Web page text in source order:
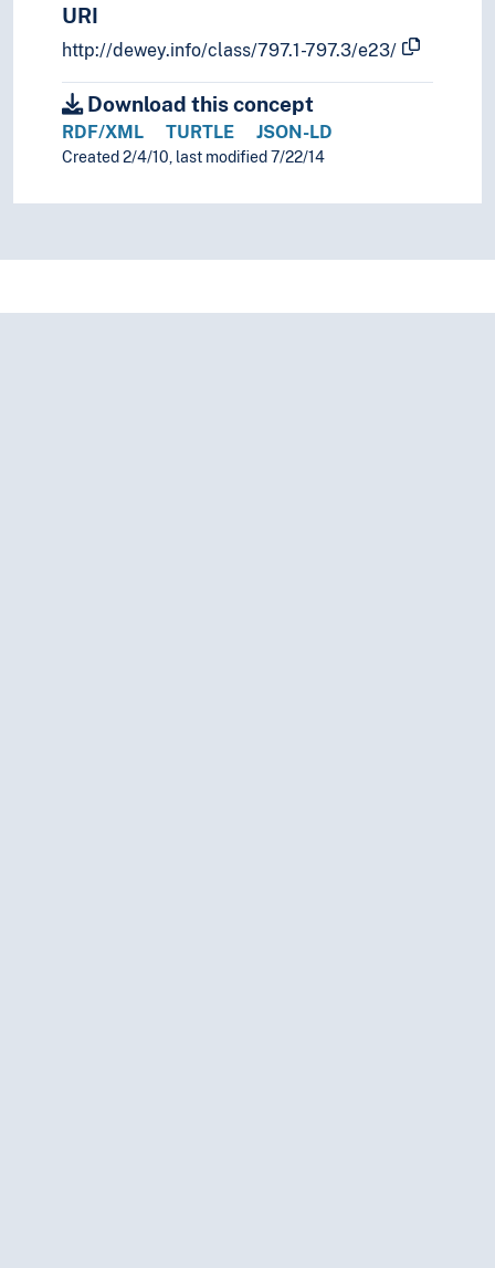
URI
http://dewey.info/class/797.1-797.3/e23/
Download this concept
RDF/XML TURTLE JSON-LD
Created 2/4/10, last modified 7/22/14